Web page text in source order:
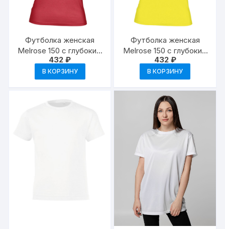
Футболка женская
Melrose 150 с глубоким
вырезом
432₽
В КОРЗИНУ
Футболка женская
Melrose 150 с глубоким
вырезом
432 ₽
В КОРЗИНУ